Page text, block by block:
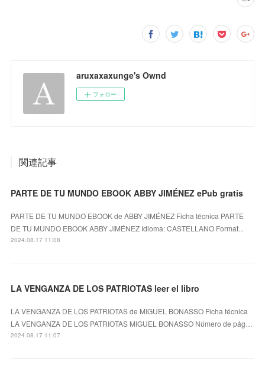
aruxaxaxunge's Ownd
フォロー
関連記事
PARTE DE TU MUNDO EBOOK ABBY JIMÉNEZ ePub gratis
PARTE DE TU MUNDO EBOOK de ABBY JIMÉNEZ Ficha técnica PARTE
DE TU MUNDO EBOOK ABBY JIMÉNEZ Idioma: CASTELLANO Format...
2024.08.17 11:08
LA VENGANZA DE LOS PATRIOTAS leer el libro
LA VENGANZA DE LOS PATRIOTAS de MIGUEL BONASSO Ficha técnica
LA VENGANZA DE LOS PATRIOTAS MIGUEL BONASSO Número de pág…
2024.08.17 11:07